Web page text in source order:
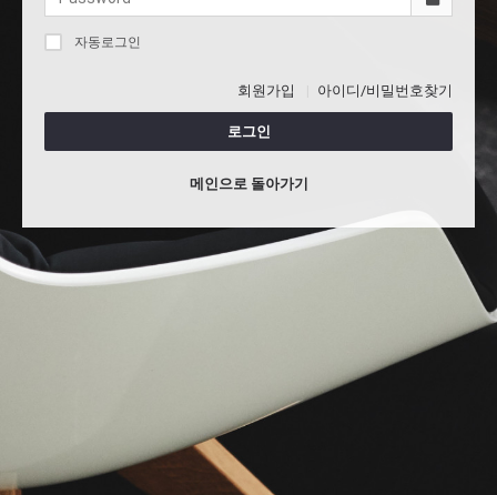
자동로그인
회원가입 아이디/비밀번호찾기
로그인
메인으로 돌아가기